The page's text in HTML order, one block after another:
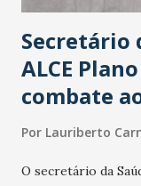
Secretário
ALCE
combate
Por Lauriberto
O secretário da